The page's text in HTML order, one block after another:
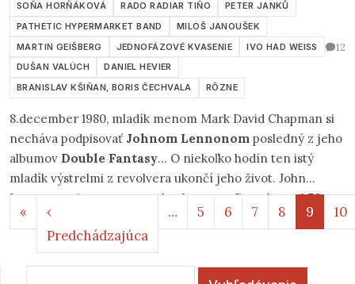
8.december 1980, mladík menom Mark David Chapman si
necháva podpisovaťJohnom Lennonomposledný z jeho
albumovDouble Fantasy... O niekoľko hodín ten istý
mladík výstrelmi z revolvera ukončí jeho život. John
rokova možno plánoval s McCourtneym remake
legendárneho The Beatles, už 30 rokov však žije len v
spomienkach a svojou hudbou oslovuje a inšpiruje nové
generácie. Ja k nim patrím tiež.
Stránkovanie
«Prvá strana
‹
PredchádzajúcaPredchádzajúca strana
… 5 6 7 8 9
Vyhľadávanie
Napíšte pre folk.sk